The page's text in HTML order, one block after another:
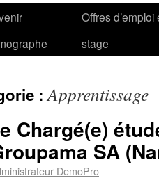
Offres d’emploi
stage
:Apprentissage
Chargé(e)
SA
DemoPro